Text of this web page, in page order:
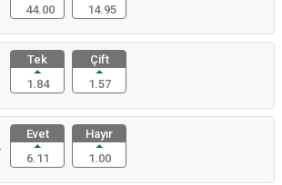
44.00
14.95
Tek
1.84
Çift
1.57
Evet
6.11
Hayır
1.00